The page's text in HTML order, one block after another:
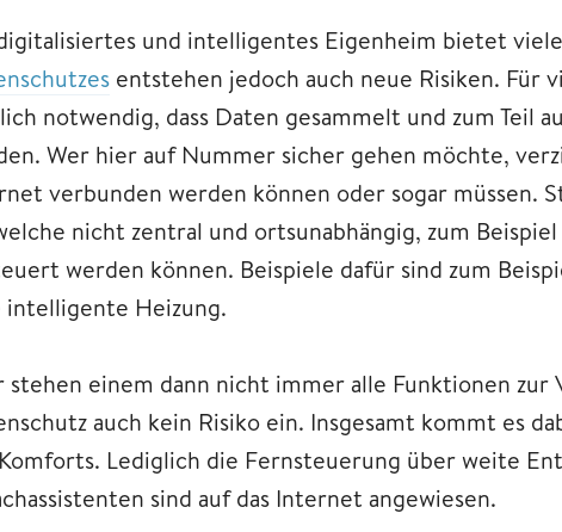
und intelligentes Eigenheim bietet
entstehen jedoch auch neue Risiken. Für
notwendig, dass Daten gesammelt und zum Teil
Wer hier auf Nummer sicher gehen möchte,
verbunden werden können oder sogar müssen.
nicht zentral und ortsunabhängig, zum
werden können. Beispiele dafür sind zum
intelligente Heizung.
stehen einem dann nicht immer alle Funktionen zur
auch kein Risiko ein. Insgesamt kommt es
Lediglich die Fernsteuerung über weite
sind auf das Internet angewiesen.